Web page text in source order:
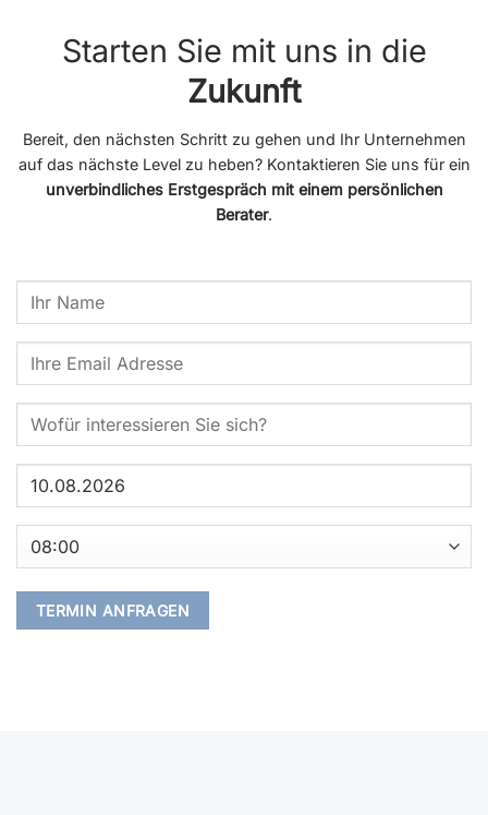
Starten Sie mit uns in die
Zukunft
Bereit, den nächsten Schritt zu gehen und Ihr Unternehmen
auf das nächste Level zu heben? Kontaktieren Sie uns für ein
unverbindliches Erstgespräch mit einem persönlichen
Berater.